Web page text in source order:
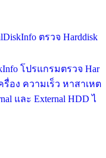
ตรวจ Harddisk
โปรแกรมตรวจ Har
อง ความเร็ว หาสาเหต
และ External HDD ไ